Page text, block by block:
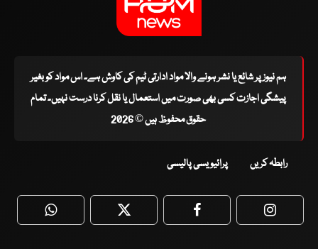
ہم نیوز پر شائع یا نشر ہونے والا مواد ادارتی ٹیم کی کاوش ہے۔ اس مواد کو بغیر
پیشگی اجازت کسی بھی صورت میں استعمال یا نقل کرنا درست نہیں۔ تمام
حقوق محفوظ ہیں © 2026
رابطہ کریں پرائیویسی پالیسی
WhatsApp Twitter Facebook